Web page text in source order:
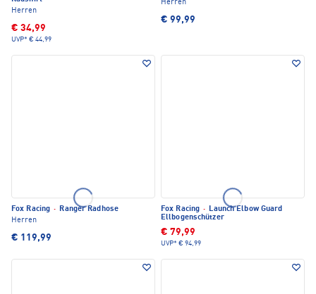
Herren
€ 34,99
UVP* € 44,99
Herren
€ 99,99
Fox Racing · Ranger Radhose
Herren
€ 119,99
Fox Racing · Launch Elbow Guard
Ellbogenschützer
€ 79,99
UVP* € 94,99